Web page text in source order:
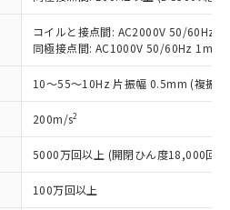
コイルと接点間: AC2000V 50/60Hz
同極接点間: AC1000V 50/60Hz 1min
10～55～10Hz 片振幅 0.5mm (複振
200m/s2
5000万回以上 (開閉ひん度18,000回/
100万回以上
び標準価格照会結果は、
更新日時点での社内デー
成されるものであり、閲
での実際の在庫および標
なる場合があることをご
および標準価格はお客
、またはお客様担当のオ
器販売店・当社販売員に
い。
機器販売店や当社販売拠
水銀(Hg) 1000ppm以下、 カド
以下、ポリ臭化ビフェニル
フタル酸ビス(2-エチルヘキシ
1000ppm以下、フタル酸ブチ
以下、フタル酸ジブチル
、フタル酸ジイソブチル
用監視および制御機器に対する
物質については閾値を超える意
準値 (GB/T26572)：
水銀) : 1000ppm、 Cd(カドミウ
、 PBBs(ポリ臭化ビフェ
ポリ臭化ジフェニルエーテ
) : 1000ppm、 DIBP(フタル酸ジ
BBP(フタル酸ブチルベンジ
国貿易法に定める商品
貨物等」という）を輸出
の提供する場合は、日本
許可(または役務取引許
などの必要な手続きを
を破棄する場合は、完
など、違法に輸出されな
手段を講じます。
品を、核兵器、ミサイ
生物兵器またはその他
上の在庫あり
は満たないが在庫あり
(最新の在庫状況につ